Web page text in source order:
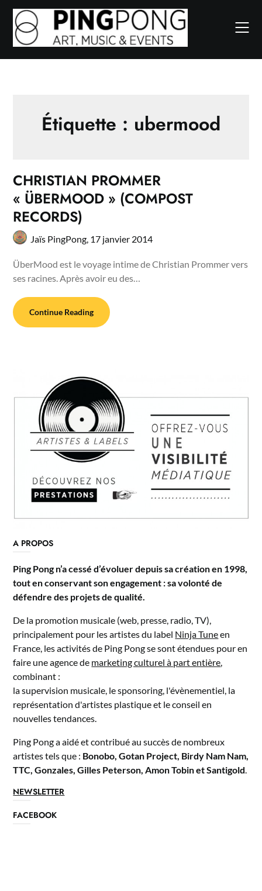
Skip
content
Étiquette : ubermood
CHRISTIAN PROMMER
« ÜBERMOOD » (COMPOST
RECORDS)
Jaïs PingPong, 17 janvier 2014
ÜberMood est le voyage intime de Christian Prommer vers
ses racines. Après avoir eu des…
Continue Reading
A PROPOS
Ping Pong n’a cessé d’évoluer depuis sa création en 1998,
tout en conservant son engagement : sa volonté de
défendre des projets de qualité.
De la promotion musicale (web, presse, radio, TV),
principalement pour les artistes du label Ninja Tuneen
France, les activités de Ping Pong se sont étendues pour en
faire une agence de marketing culturel à part entière
combinant :
la supervision musicale, le sponsoring, l'évènementiel, la
représentation d'artistes plastique et le conseil en
nouvelles tendances.
Ping Pong a aidé et contribué au succès de nombreux
artistes tels que : Bonobo, Gotan Project, Birdy Nam Nam,
TTC, Gonzales, Gilles Peterson, Amon Tobin et Santigold
NEWSLETTER
FACEBOOK